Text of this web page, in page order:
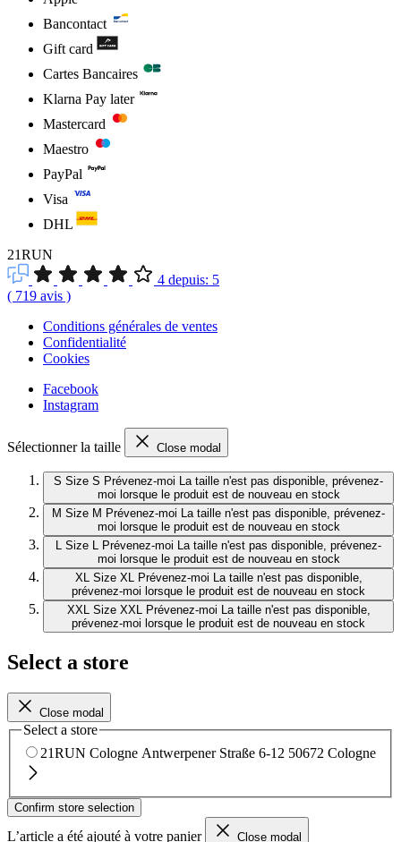
Bancontact
Gift card
Cartes Bancaires
Klarna Pay later
Mastercard
Maestro
PayPal
Visa
DHL
21RUN
4 depuis: 5
( 719 avis )
Conditions générales de ventes
Confidentialité
Cookies
Facebook
Instagram
Sélectionner la taille Close modal
S Size S Prévenez-moi La taille n'est pas disponible, prévenez-
moi lorsque le produit est de nouveau en stock
M Size M Prévenez-moi La taille n'est pas disponible, prévenez-
moi lorsque le produit est de nouveau en stock
L Size L Prévenez-moi La taille n'est pas disponible, prévenez-
moi lorsque le produit est de nouveau en stock
XL Size XL Prévenez-moi La taille n'est pas disponible,
prévenez-moi lorsque le produit est de nouveau en stock
XXL Size XXL Prévenez-moi La taille n'est pas disponible,
prévenez-moi lorsque le produit est de nouveau en stock
Select a store
Close modal
Select a store
21RUN Cologne Antwerpener Straße 6-12 50672 Cologne
Confirm store selection
L’article a été ajouté à votre panier Close modal